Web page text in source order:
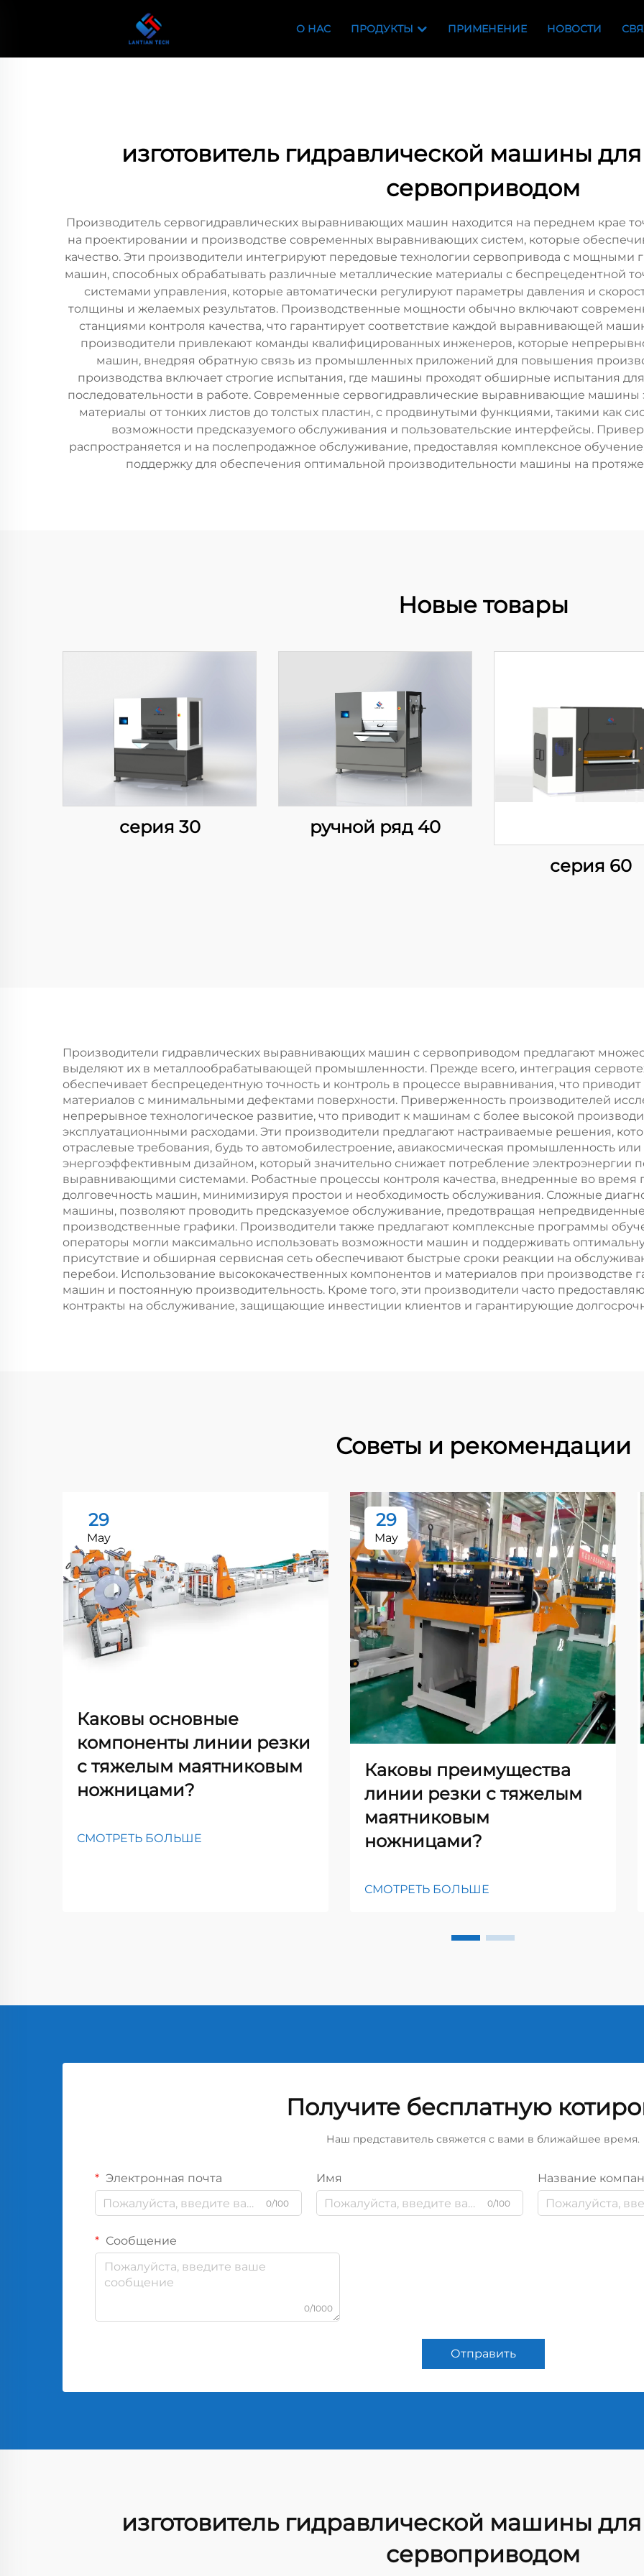
О НАС ПРОДУКТЫ ПРИМЕНЕНИЕ НОВОСТИ
изготовитель гидравлической машины
сервоприводом
Производитель сервогидравлических выравнивающих машин находится на переднем крае
на проектировании и производстве современных выравнивающих систем, которые
качество. Эти производители интегрируют передовые технологии сервопривода с мощными
машин, способных обрабатывать различные металлические материалы с беспрецедентной
системами управления, которые автоматически регулируют параметры давления и
толщины и желаемых результатов. Производственные мощности обычно включают
станциями контроля качества, что гарантирует соответствие каждой выравнивающей
производители привлекают команды квалифицированных инженеров, которые
машин, внедряя обратную связь из промышленных приложений для повышения
производства включает строгие испытания, где машины проходят обширные испытания
последовательности в работе. Современные сервогидравлические выравнивающие машины
материалы от тонких листов до толстых пластин, с продвинутыми функциями, такими как
возможности предсказуемого обслуживания и пользовательские интерфейсы.
распространяется и на послепродажное обслуживание, предоставляя комплексное
поддержку для обеспечения оптимальной производительности машины на
Новые товары
серия 30
ручной ряд 40
серия 60
Производители гидравлических выравнивающих машин с сервоприводом предлагают
выделяют их в металлообрабатывающей промышленности. Прежде всего, интеграция
обеспечивает беспрецедентную точность и контроль в процессе выравнивания, что
материалов с минимальными дефектами поверхности. Приверженность производителей
непрерывное технологическое развитие, что приводит к машинам с более высокой
эксплуатационными расходами. Эти производители предлагают настраиваемые решения,
отраслевые требования, будь то автомобилестроение, авиакосмическая промышленность
энергоэффективным дизайном, который значительно снижает потребление электроэнергии
выравнивающими системами. Робастные процессы контроля качества, внедренные во время
долговечность машин, минимизируя простои и необходимость обслуживания. Сложные
машины, позволяют проводить предсказуемое обслуживание, предотвращая
производственные графики. Производители также предлагают комплексные программы
операторы могли максимально использовать возможности машин и поддерживать
присутствие и обширная сервисная сеть обеспечивают быстрые сроки реакции на
перебои. Использование высококачественных компонентов и материалов при производстве
машин и постоянную производительность. Кроме того, эти производители часто
контракты на обслуживание, защищающие инвестиции клиентов и гарантирующие
Советы и рекомендации
29
May
Каковы основные
компоненты линии резки
с тяжелым маятниковым
ножницами?
СМОТРЕТЬ БОЛЬШЕ
29
May
Каковы преимущества
линии резки с тяжелым
маятниковым
ножницами?
СМОТРЕТЬ БОЛЬШЕ
Получите бесплатную
Наш представитель свяжется с вами в ближайшее время.
Электронная почта
0/100
Имя
0/100
Название
Сообщение
0/1000
Отправить
изготовитель гидравлической машины
сервоприводом